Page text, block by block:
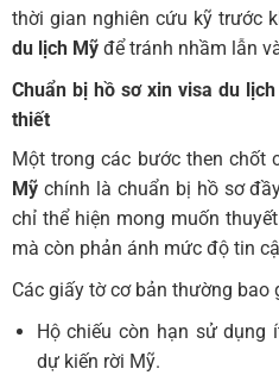
thời gian nghiên cứu kỹ trước
du lịch Mỹ để tránh nhầm lẫn
Chuẩn bị hồ sơ xin visa du
thiết
Một trong các bước then chốt
Mỹ chính là chuẩn bị hồ sơ
chỉ thể hiện mong muốn
mà còn phản ánh mức độ tin
Các giấy tờ cơ bản thường bao
Hộ chiếu còn hạn sử
dự kiến rời Mỹ.